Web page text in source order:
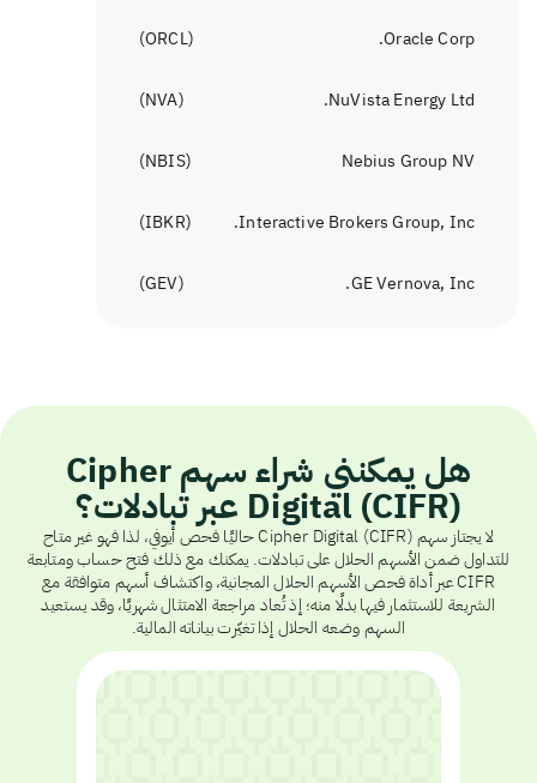
Oracle Corp.
(
ORCL
)
NuVista Energy Ltd.
(
NVA
)
Nebius Group NV
(
NBIS
)
Interactive Brokers Group, Inc.
(
IBKR
)
GE Vernova, Inc.
(
GEV
)
هل يمكنني شراء سهم Cipher
Digital (CIFR) عبر تبادلات؟
لا يجتاز سهم Cipher Digital (CIFR) حاليًا فحص أيوفي، لذا فهو غير متاح
للتداول ضمن الأسهم الحلال على تبادلات. يمكنك مع ذلك فتح حساب ومتابعة
CIFR عبر أداة فحص الأسهم الحلال المجانية، واكتشاف أسهم متوافقة مع
الشريعة للاستثمار فيها بدلًا منه؛ إذ تُعاد مراجعة الامتثال شهريًا، وقد يستعيد
السهم وضعه الحلال إذا تغيّرت بياناته المالية.